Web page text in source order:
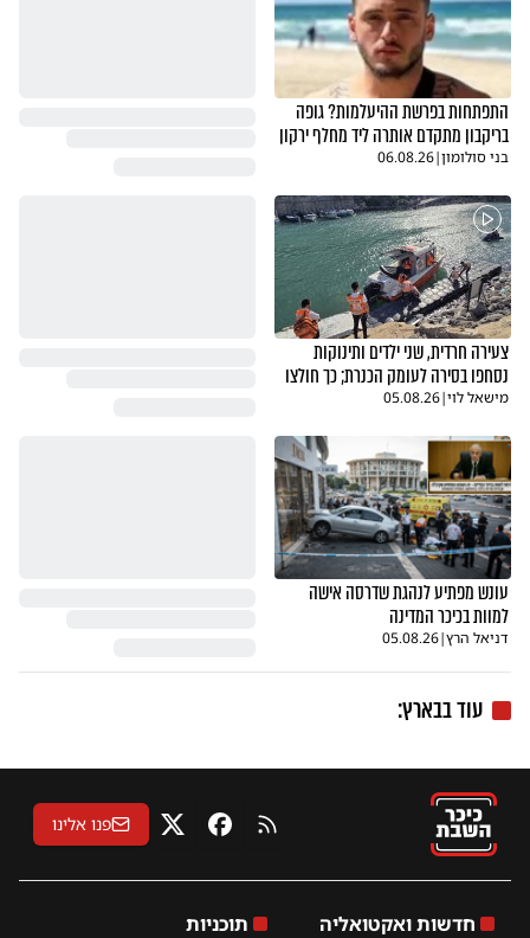
התפתחות בפרשת ההיעלמות? גופה
בריקבון מתקדם אותרה ליד מחלף ירקון
בני סולומון|
06.08.26
צעירה חרדית, שני ילדים ותינוקות
נסחפו בסירה לעומק הכנרת; כך חולצו
מישאל לוי|
05.08.26
עונש מפתיע לנהגת שדרסה אישה
למוות בכיכר המדינה
דניאל הרץ|
05.08.26
עוד בבארץ:
RSS פייסבוקX פנו אלינו
חדשות ואקטואליה תוכניות